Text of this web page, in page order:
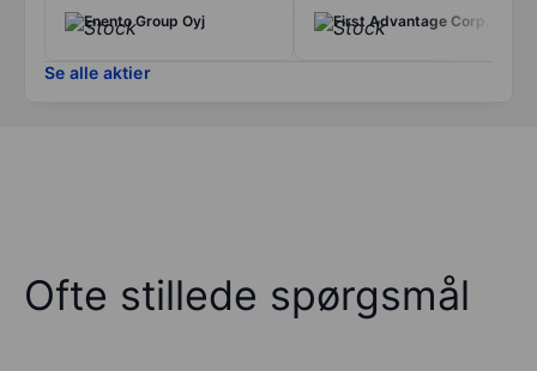
Enento Group Oyj First Advantage Corp.
Se alle aktier
Ofte stillede spørgsmål